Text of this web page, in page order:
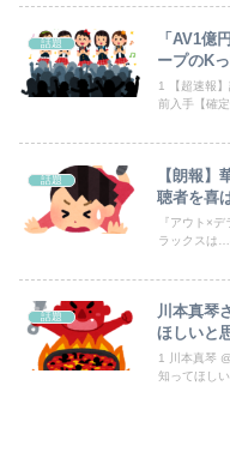
フェミさん「女性視点
話題
「AV1億
ープのK
1 【超速報
前入手【確定
話題
【朗報
聴者を喜
『アウト×
ラックスは
話題
川本真琴
ほしいと
1 川本真琴
知ってほし